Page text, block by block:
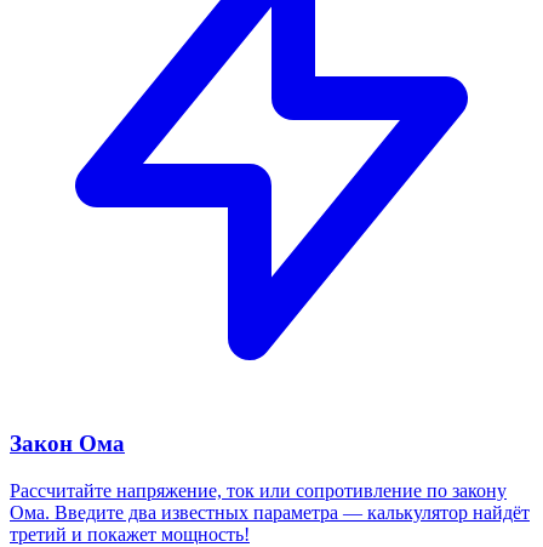
Закон Ома
Рассчитайте напряжение, ток или сопротивление по закону
Ома. Введите два известных параметра — калькулятор найдёт
третий и покажет мощность!